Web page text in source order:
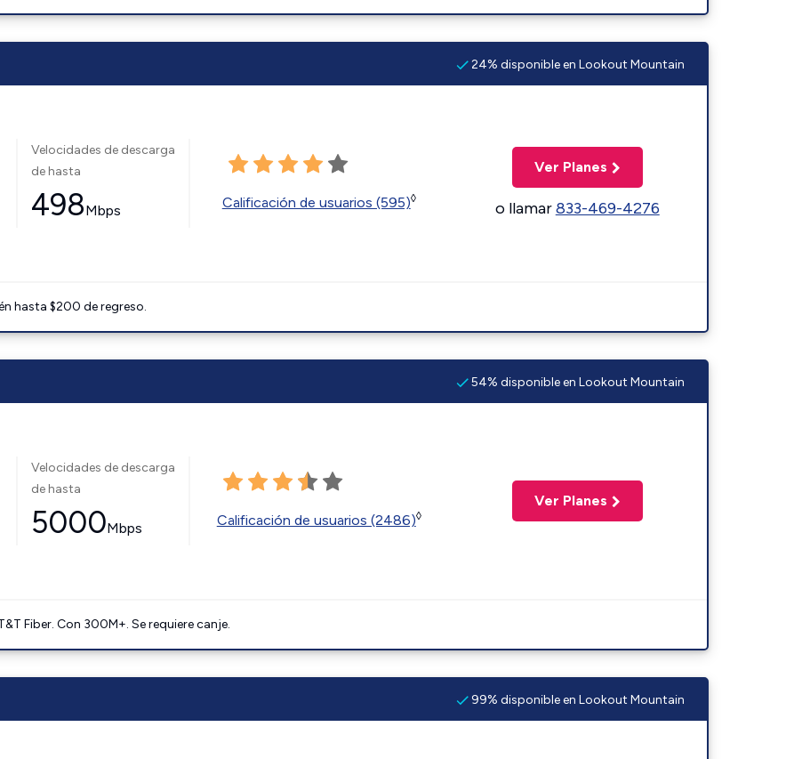
24% disponible en Lookout Mountain
Velocidades de descarga
de hasta
498Mbps Calificación de usuarios (595)◊
Ver Planes
o llamar833-469-4276
hasta $200 de regreso.
54% disponible en Lookout Mountain
Velocidades de descarga
de hasta
5000Mbps Calificación de usuarios (2486)◊
Ver Planes
Fiber. Con 300M+. Se requiere canje.
99% disponible en Lookout Mountain